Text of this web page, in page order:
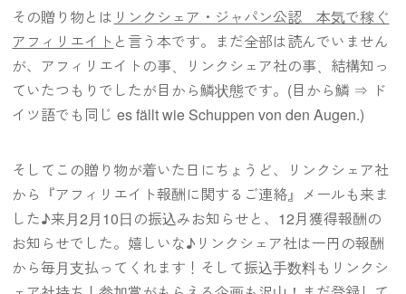
その贈り物とは リンクシェア・ジャパン公認 本気で稼ぐ
アフィリエイト と言う本です。まだ全部は読んでいません
が、アフィリエイトの事、リンクシェア社の事、結構知っ
ていたつもりでしたが目から鱗状態です。(目から鱗 ⇒ ド
イツ語でも同じ es fällt wie Schuppen von den Augen.)
そしてこの贈り物が着いた日にちょうど、リンクシェア社
から『アフィリエイト報酬に関するご連絡』メールも来ま
した♪来月2月10日の振込みお知らせと、12月獲得報酬の
お知らせでした。嬉しいな♪リンクシェア社は一円の報酬
から毎月支払ってくれます！そして振込手数料もリンクシ